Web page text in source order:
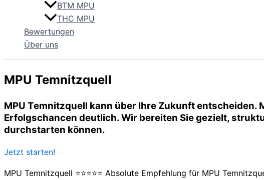
BTM MPU
THC MPU
Bewertungen
Über uns
MPU Temnitzquell
MPU Temnitzquell kann über Ihre Zukunft
Erfolgschancen deutlich. Wir bereiten Sie gezielt,
durchstarten können.
Jetzt starten!
MPU Temnitzquell ⭐⭐⭐⭐⭐ Absolute Empfehlung für MPU